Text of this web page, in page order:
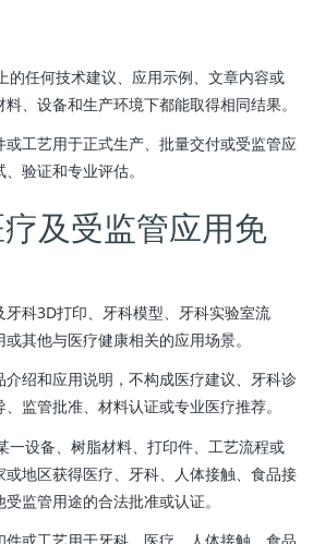
的任何技术建议、应用示例、文章内容或
、设备和生产环境下都能取得相同结果。
工艺用于正式生产、批量交付或受监管应
验证和专业评估。
及受监管应用免
科3D打印、牙科模型、牙科实验室流
其他与医疗健康相关的应用场景。
绍和应用说明，不构成医疗建议、牙科诊
监管批准、材料认证或专业医疗推荐。
一设备、树脂材料、打印件、工艺流程或
地区获得医疗、牙科、人体接触、食品接
监管用途的合法批准或认证。
或工艺用于牙科、医疗、人体接触、食品